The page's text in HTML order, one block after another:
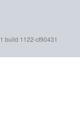
build 1122-cf90431